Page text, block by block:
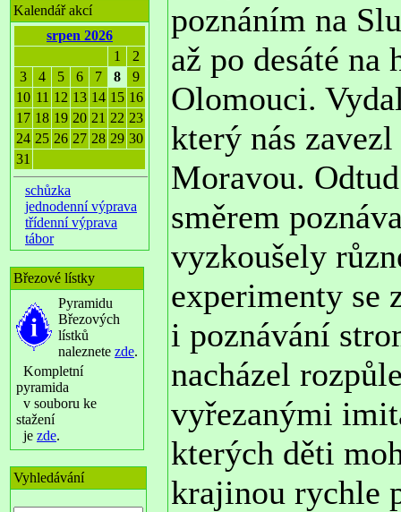
Kalendář akcí
srpen 2026
1
2
3
4 5 6 7 8
9
10 11 12 13 14 15 16
17 18 19 20 21 22 23
24 25 26 27 28 29 30
31
schůzka
jednodenní výprava
třídenní výprava
tábor
Březové lístky
Pyramidu
Březových
lístků
naleznete zde.
Kompletní
pyramida
v souboru ke
stažení
je zde.
Vyhledávání
poznáním na
až po desáté
Olomouci.
který nás
Moravou.
směrem
vyzkoušely
experimenty se
i poznávání
nacházel
vyřezanými
kterých děti
krajinou rychle